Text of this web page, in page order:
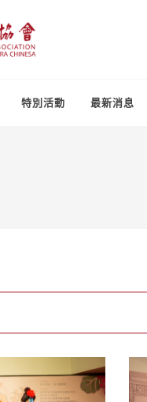
特別活動 最新消息